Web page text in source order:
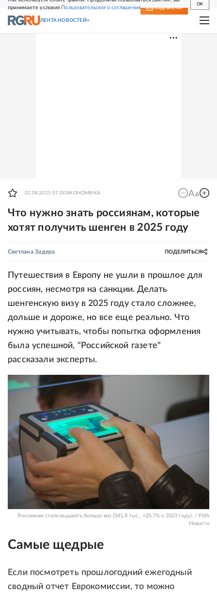
принимаете условия Пользовательского соглашения
OK
СВЕЖИЙ НОМЕР ПОДПИСКА
ЛЕНТА НОВОСТЕЙ
02.08.2025 07:00ЭКОНОМИКА
Что нужно знать россиянам, которые
хотят получить шенген в 2025 году
Светлана Задера ПОДЕЛИТЬСЯ
Путешествия в Европу не ушли в прошлое для
россиян, несмотря на санкции. Делать
шенгенскую визу в 2025 году стало сложнее,
дольше и дороже, но все еще реально. Что
нужно учитывать, чтобы попытка оформления
была успешной, "Российской газете"
рассказали эксперты.
Россиянам стали выдавать больше виз (541,8 тыс., +20,7% к 2023 году). / РИА
Новости
Самые щедрые
Если посмотреть прошлогодний ежегодный
сводный отчет Еврокомиссии, то можно